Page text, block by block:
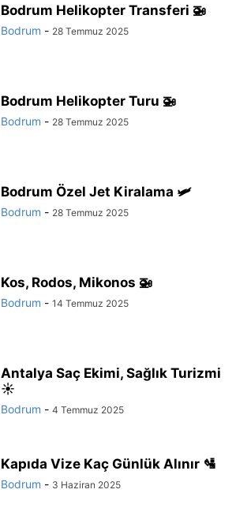
Bodrum Helikopter Transferi 🚁
Bodrum - 28 Temmuz 2025
Bodrum Helikopter Turu 🚁
Bodrum - 28 Temmuz 2025
Bodrum Özel Jet Kiralama 🛩️
Bodrum - 28 Temmuz 2025
Kos, Rodos, Mikonos 🚁
Bodrum - 14 Temmuz 2025
Antalya Saç Ekimi, Sağlık Turizmi
☀️
Bodrum - 4 Temmuz 2025
Kapıda Vize Kaç Günlük Alınır 🛂
Bodrum - 3 Haziran 2025